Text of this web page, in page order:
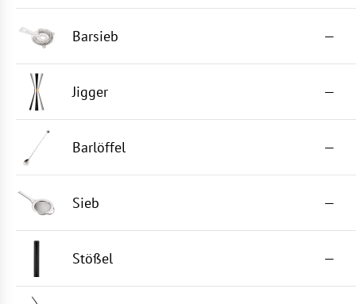
Barsieb —
Jigger —
Barlöffel —
Sieb —
Stößel —